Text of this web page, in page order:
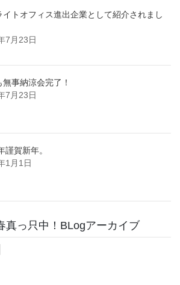
イトオフィス進出企業として紹介されまし
7月23日
無事納涼会完了！
7月23日
謹賀新年。
1月1日
真っ只中！BLogアーカイブ